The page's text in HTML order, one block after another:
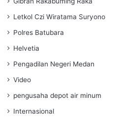
Letkol Czi Wiratama Suryono
Polres Batubara
Helvetia
Pengadilan Negeri Medan
Video
pengusaha depot air minum
Internasional